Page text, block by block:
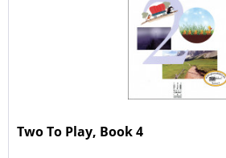
Two To Play, Book 4